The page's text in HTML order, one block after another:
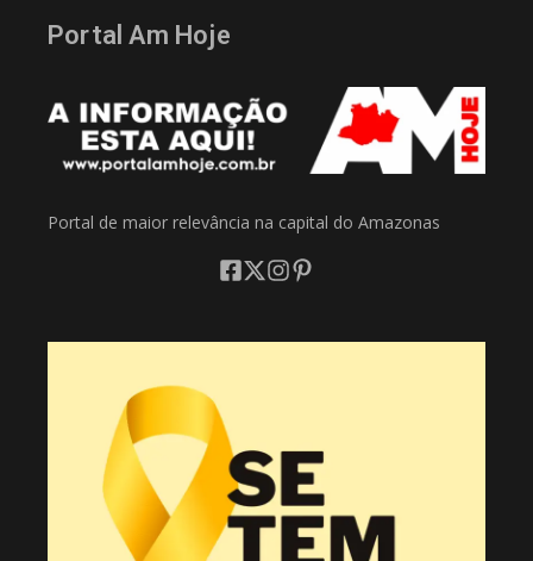
Portal Am Hoje
Portal de maior relevância na capital do Amazonas